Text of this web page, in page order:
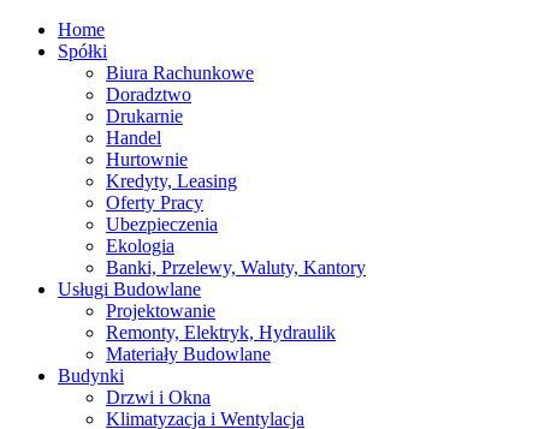
Home
Spółki
Biura Rachunkowe
Doradztwo
Drukarnie
Handel
Hurtownie
Kredyty, Leasing
Oferty Pracy
Ubezpieczenia
Ekologia
Banki, Przelewy, Waluty, Kantory
Usługi Budowlane
Projektowanie
Remonty, Elektryk, Hydraulik
Materiały Budowlane
Budynki
Drzwi i Okna
Klimatyzacja i Wentylacja